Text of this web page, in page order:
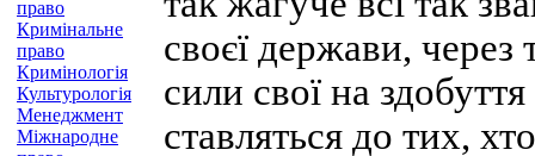
право
Кримінальне
право
Кримінологія
Культурологія
Менеджмент
Міжнародне
своєї держави, через
сили свої на
ставляться до тих,